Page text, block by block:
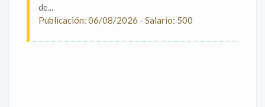
de...
Publicación: 06/08/2026 - Salario: 500